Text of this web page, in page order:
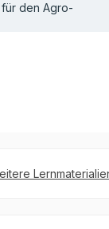
springen
den Agro-